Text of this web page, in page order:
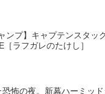
ンプ】キャプテンスタ
ラフガレのたけし］
怖の夜。新幕ハーミッド